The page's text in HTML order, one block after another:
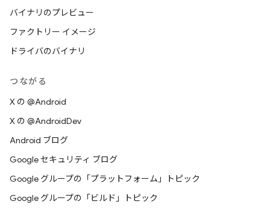
バイナリのプレビュー
ファクトリー イメージ
ドライバのバイナリ
つながる
X の @Android
X の @AndroidDev
Android ブログ
Google セキュリティ ブログ
Google グループの「プラットフォーム」トピック
Google グループの「ビルド」トピック